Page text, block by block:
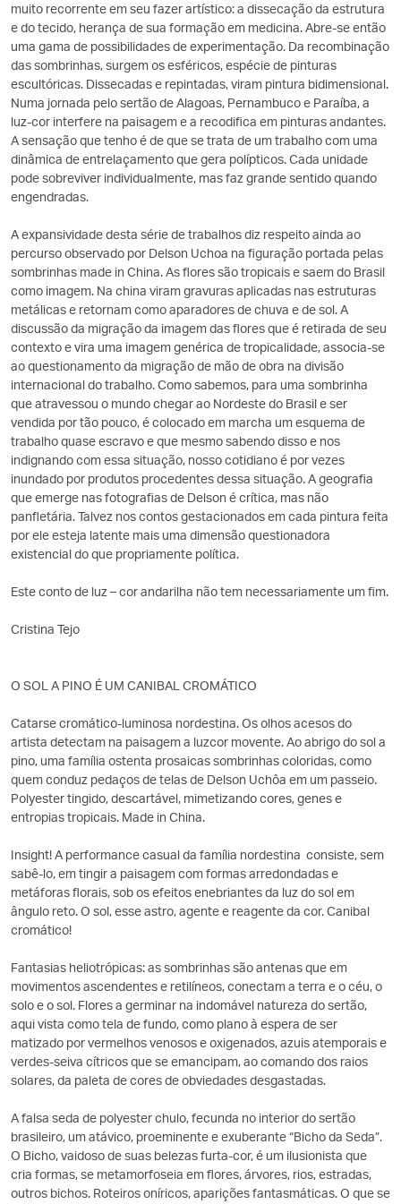
muito recorrente em seu fazer artístico: a dissecação da estrutura
e do tecido, herança de sua formação em medicina. Abre-se então
uma gama de possibilidades de experimentação. Da recombinação
das sombrinhas, surgem os esféricos, espécie de pinturas
escultóricas. Dissecadas e repintadas, viram pintura bidimensional.
Numa jornada pelo sertão de Alagoas, Pernambuco e Paraíba, a
luz-cor interfere na paisagem e a recodifica em pinturas andantes.
A sensação que tenho é de que se trata de um trabalho com uma
dinâmica de entrelaçamento que gera polípticos. Cada unidade
pode sobreviver individualmente, mas faz grande sentido quando
engendradas.
A expansividade desta série de trabalhos diz respeito ainda ao
percurso observado por Delson Uchoa na figuração portada pelas
sombrinhas made in China. As flores são tropicais e saem do Brasil
como imagem. Na china viram gravuras aplicadas nas estruturas
metálicas e retornam como aparadores de chuva e de sol. A
discussão da migração da imagem das flores que é retirada de seu
contexto e vira uma imagem genérica de tropicalidade, associa-se
ao questionamento da migração de mão de obra na divisão
internacional do trabalho. Como sabemos, para uma sombrinha
que atravessou o mundo chegar ao Nordeste do Brasil e ser
vendida por tão pouco, é colocado em marcha um esquema de
trabalho quase escravo e que mesmo sabendo disso e nos
indignando com essa situação, nosso cotidiano é por vezes
inundado por produtos procedentes dessa situação. A geografia
que emerge nas fotografias de Delson é crítica, mas não
panfletária. Talvez nos contos gestacionados em cada pintura feita
por ele esteja latente mais uma dimensão questionadora
existencial do que propriamente política.
Este conto de luz – cor andarilha não tem necessariamente um fim.
Cristina Tejo
O SOL A PINO É UM CANIBAL CROMÁTICO
Catarse cromático-luminosa nordestina. Os olhos acesos do
artista detectam na paisagem a luzcor movente. Ao abrigo do sol a
pino, uma família ostenta prosaicas sombrinhas coloridas, como
quem conduz pedaços de telas de Delson Uchôa em um passeio.
Polyester tingido, descartável, mimetizando cores, genes e
entropias tropicais. Made in China.
Insight! A performance casual da família nordestina consiste, sem
sabê-lo, em tingir a paisagem com formas arredondadas e
metáforas florais, sob os efeitos enebriantes da luz do sol em
ângulo reto. O sol, esse astro, agente e reagente da cor. Canibal
cromático!
Fantasias heliotrópicas: as sombrinhas são antenas que em
movimentos ascendentes e retilíneos, conectam a terra e o céu, o
solo e o sol. Flores a germinar na indomável natureza do sertão,
aqui vista como tela de fundo, como plano à espera de ser
matizado por vermelhos venosos e oxigenados, azuis atemporais e
verdes-seiva cítricos que se emancipam, ao comando dos raios
solares, da paleta de cores de obviedades desgastadas.
A falsa seda de polyester chulo, fecunda no interior do sertão
brasileiro, um atávico, proeminente e exuberante “Bicho da Seda”.
O Bicho, vaidoso de suas belezas furta-cor, é um ilusionista que
cria formas, se metamorfoseia em flores, árvores, rios, estradas,
outros bichos. Roteiros oníricos, aparições fantasmáticas. O que se